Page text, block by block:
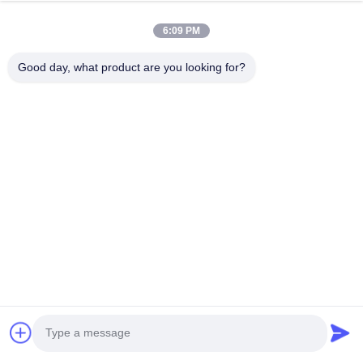
บ้าน
สินค้า
6:09 PM
Good day, what product are you looking for?